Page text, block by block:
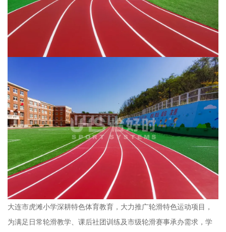
大连市虎滩小学深耕特色体育教育，大力推广轮滑特色运动项目，
为满足日常轮滑教学、课后社团训练及市级轮滑赛事承办需求，学